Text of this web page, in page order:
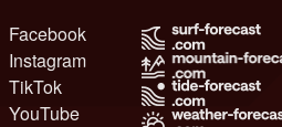
Facebook
Instagram
TikTok
YouTube